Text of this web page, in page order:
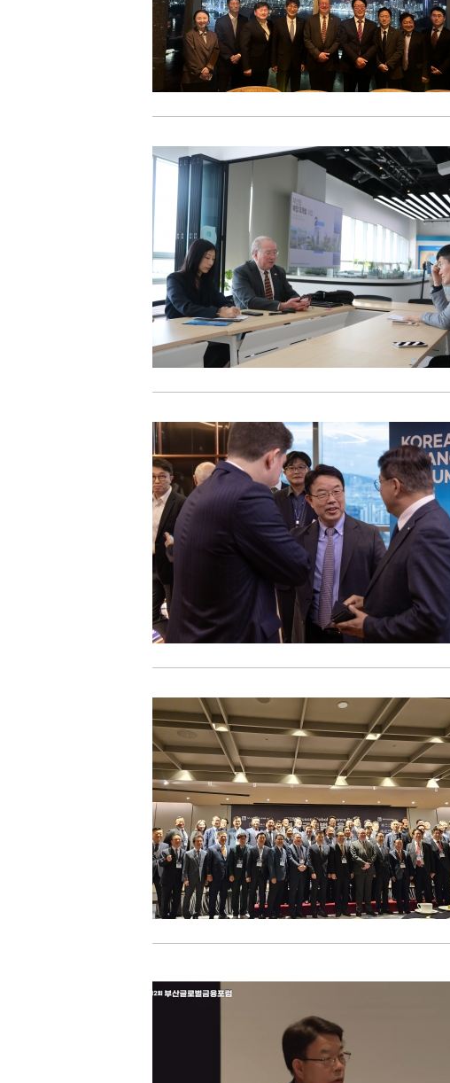
신청
조회/취소
지난강좌
CEO
CEO 인사말
CEO 동정
CI
통합검색
사이트맵